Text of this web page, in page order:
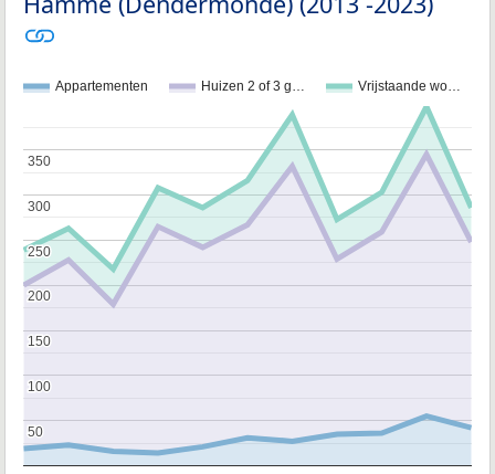
Appartementen Huizen 2 of 3 g… Vrijstaande wo…
50
50
100
100
150
150
200
200
250
250
300
300
350
350